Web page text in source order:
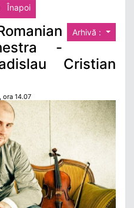
Înapoi
Arhivă :
-
Cristian
ora 14.07